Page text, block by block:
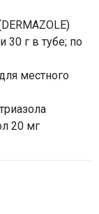
30 г в тубе; по
местного
20 мг